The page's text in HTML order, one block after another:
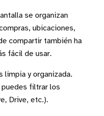
se organizan
ubicaciones,
compartir también ha
fácil de usar.
limpia y organizada.
puedes filtrar los
Drive, etc.).